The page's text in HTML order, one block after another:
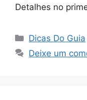
Detalhes no
Categorias
Dicas Do Guia
Deixe um